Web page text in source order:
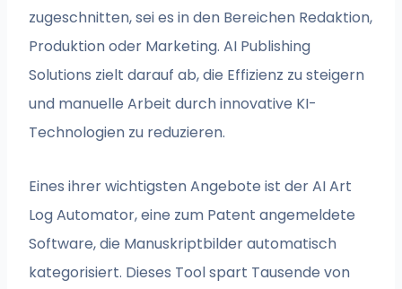
zugeschnitten, sei es in den Bereichen Redaktion,
Produktion oder Marketing. AI Publishing
Solutions zielt darauf ab, die Effizienz zu steigern
und manuelle Arbeit durch innovative KI-
Technologien zu reduzieren.
Eines ihrer wichtigsten Angebote ist der AI Art
Log Automator, eine zum Patent angemeldete
Software, die Manuskriptbilder automatisch
kategorisiert. Dieses Tool spart Tausende von